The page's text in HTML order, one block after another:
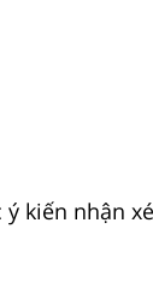
kiến nhận